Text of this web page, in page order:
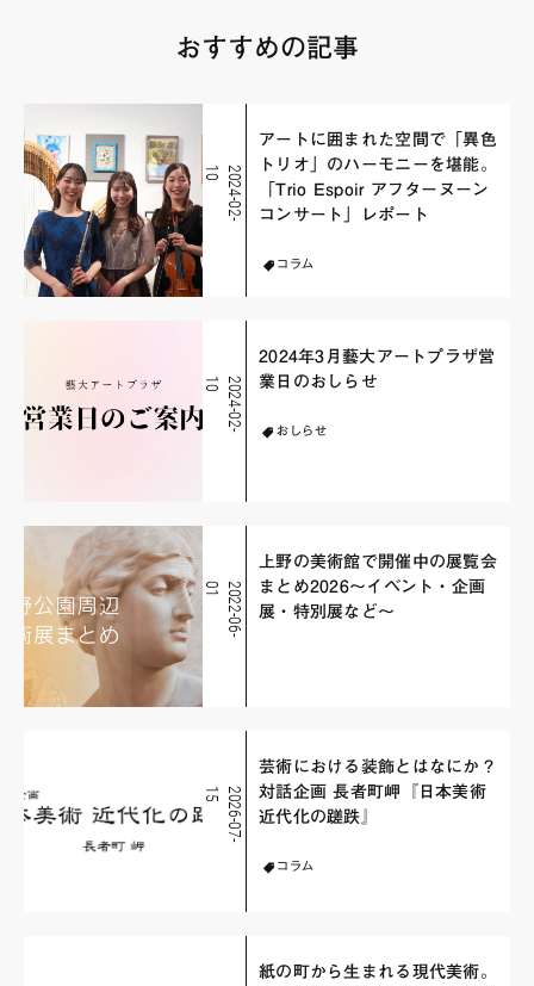
おすすめの記事
2
0
2
4
-
0
2
-
1
0
アートに囲まれた空間で「異色
トリオ」のハーモニーを堪能。
「Trio Espoir アフターヌーン
コンサート」レポート
コラム
2
0
2
4
-
0
2
-
1
0
2024年3月藝大アートプラザ営
業日のおしらせ
おしらせ
2
0
2
2
-
0
6
-
0
1
上野の美術館で開催中の展覧会
まとめ2026〜イベント・企画
展・特別展など〜
2
0
2
6
-
0
7
-
1
5
芸術における装飾とはなにか？
対話企画 長者町岬『日本美術
近代化の蹉跌』
コラム
紙の町から生まれる現代美術。